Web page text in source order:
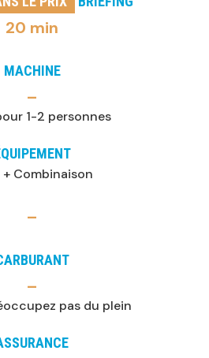
20 min
MACHINE
–
1-2 personnes
Combinaison
–
–
pas du plein